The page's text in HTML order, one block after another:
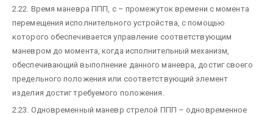
2.22. Время маневра ППП, с – промежуток времени с момента
перемещения исполнительного устройства, с помощью
которого обеспечивается управление соответствующим
маневром до момента, когда исполнительный механизм,
обеспечивающий выполнение данного маневра, достиг своего
предельного положения или соответствующий элемент
изделия достиг требуемого положения.
2.23. Одновременный маневр стрелой ППП – одновременное